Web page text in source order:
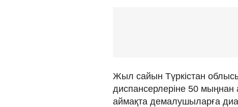
Жыл сайын Түркістан
диспансерлеріне 50
аймақта демалушыларға